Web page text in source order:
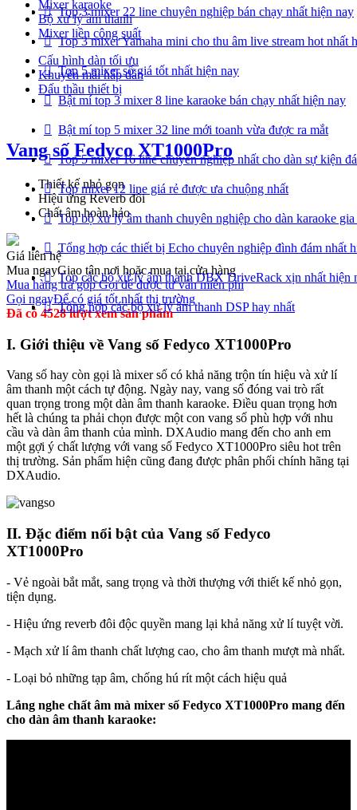
Mixer karaoke
Bộ xử lý âm thanh
Mixer liền công suất
Cấu hình dàn tối ưu
Khuyến mãi hấp dẫn
Đấu thầu thiết bị
Vang số Fedyco XT1000Pro
Thiết kế nhỏ gọn
Hiệu ứng Reverb đôi
Chất âm hoàn hảo
Giá liên hệ
Mua ngayGiao tận nơi hoặc mua tại cửa hàng
Mua hàng trả gópGọi để được tư vấn miễn phí
Gọi ngayĐể có giá tốt nhất thị trường
Đã có 4528 lượt xem sản phẩm
I. Giới thiệu về Vang số Fedyco XT1000Pro
Vang số hay còn gọi là mixer số có khả năng trộn tín hiệu và xử lí
âm thanh một cách tự động. Ngày nay, vang số đóng vai trò rất
quan trọng trong một dàn âm thanh karaoke. Điều quan trọng hơn
hết là chúng ta phải chọn được một con vang số phù hợp với nhu
cầu và dàn âm thanh của mình. DXAudio mang đến cho anh em
một gợi ý chất lượng với vang số Fedyco XT1000Pro siêu hot trên
thị trường. Sản phẩm hiện cũng đang được phân phối chính hãng tại
DXAudio.
II. Đặc điểm nổi bật của Vang số Fedyco
XT1000Pro
- Vẻ ngoài bắt mắt, sang trọng và thời thượng với thiết kế nhỏ gọn,
tiện dụng.
- Hiệu ứng reverb đôi độc quyền mang lại khả năng xử lí tuyệt vời.
- Mạch xử lí âm thanh chất lượng cao, cho âm thanh mượt mà nhất.
- Loại bỏ những tạp âm, chống hú rít một cách hiệu quả
Lắng nghe chất âm mà mixer số Fedyco XT1000Pro mang đến
cho dàn âm thanh karaoke:
Top 3 mixer 22 line chuyên nghiệp bán chạy nhất hiện nay
Top 3 mixer Yamaha mini cho thu âm live stream hot nhất
Top 5 mixer số giá tốt nhất hiện nay
Bật mí top 3 mixer 8 line karaoke bán chạy nhất hiện nay
Bật mí top 5 mixer 32 line mới toanh vừa được ra mắt
Top 5 mixer 16 line chuyên nghiệp nhất cho dàn sự kiện
Top mixer 12 line giá rẻ được ưa chuộng nhất
Top bộ xử lý âm thanh chuyên nghiệp cho dàn karaoke
Tổng hợp các thiết bị Echo chuyên nghiệp đình đám nhất
Top các bộ xử lý âm thanh DBX DriveRack xịn nhất hiện
Tổng hợp các bộ xử lý âm thanh DSP hay nhất